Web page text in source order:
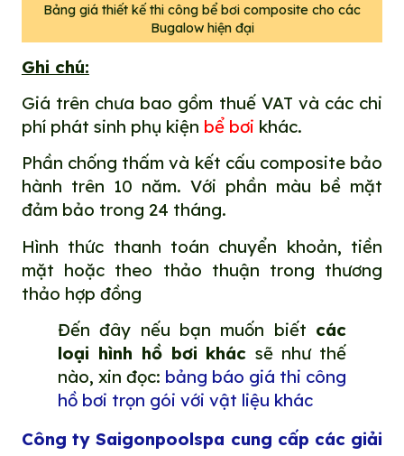
Bảng giá thiết kế thi công bể bơi composite cho các
Bugalow hiện đại
Ghi chú:
Giá trên chưa bao gồm thuế VAT và các chi
phí phát sinh phụ kiện bể bơi khác.
Phần chống thấm và kết cấu composite bảo
hành trên 10 năm. Với phần màu bề mặt
đảm bảo trong 24 tháng.
Hình thức thanh toán chuyển khoản, tiền
mặt hoặc theo thảo thuận trong thương
thảo hợp đồng
Đến đây nếu bạn muốn biết các
loại hình hồ bơi khácsẽ như thế
nào, xin đọc: bảng báo giá thi công
hồ bơi trọn gói với vật liệu khác
Công ty Saigonpoolspa cung cấp các giải